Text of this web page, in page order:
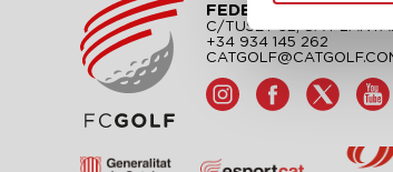
FEDERACIÓN
C/TUSET 32, 8A
+34 934 145 262